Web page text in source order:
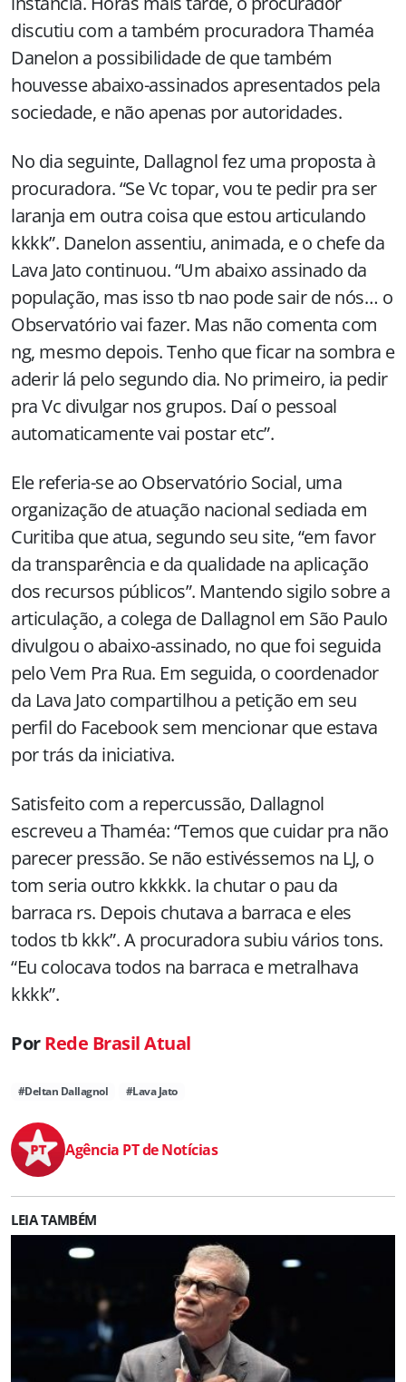
discutiu com a também procuradora Thaméa
Danelon a possibilidade de que também
houvesse abaixo-assinados apresentados pela
sociedade, e não apenas por autoridades.
No dia seguinte, Dallagnol fez uma proposta à
procuradora. “Se Vc topar, vou te pedir pra ser
laranja em outra coisa que estou articulando
kkkk”. Danelon assentiu, animada, e o chefe da
Lava Jato continuou. “Um abaixo assinado da
população, mas isso tb nao pode sair de nós… o
Observatório vai fazer. Mas não comenta com
ng, mesmo depois. Tenho que ficar na sombra e
aderir lá pelo segundo dia. No primeiro, ia pedir
pra Vc divulgar nos grupos. Daí o pessoal
automaticamente vai postar etc”.
Ele referia-se ao Observatório Social, uma
organização de atuação nacional sediada em
Curitiba que atua, segundo seu site, “em favor
da transparência e da qualidade na aplicação
dos recursos públicos”. Mantendo sigilo sobre a
articulação, a colega de Dallagnol em São Paulo
divulgou o abaixo-assinado, no que foi seguida
pelo Vem Pra Rua. Em seguida, o coordenador
da Lava Jato compartilhou a petição em seu
perfil do Facebook sem mencionar que estava
por trás da iniciativa.
Satisfeito com a repercussão, Dallagnol
escreveu a Thaméa: “Temos que cuidar pra não
parecer pressão. Se não estivéssemos na LJ, o
tom seria outro kkkkk. Ia chutar o pau da
barraca rs. Depois chutava a barraca e eles
todos tb kkk”. A procuradora subiu vários tons.
“Eu colocava todos na barraca e metralhava
kkkk”.
Por Rede Brasil Atual
#Deltan Dallagnol #Lava Jato
Agência PT de Notícias
LEIA TAMBÉM